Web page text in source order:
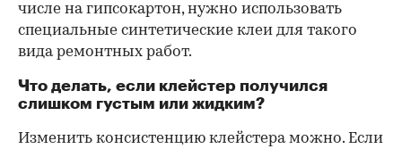
числе на гипсокартон, нужно использовать
специальные синтетические клеи для такого
вида ремонтных работ.
Что делать, если клейстер получился
слишком густым или жидким?
Изменить консистенцию клейстера можно. Если